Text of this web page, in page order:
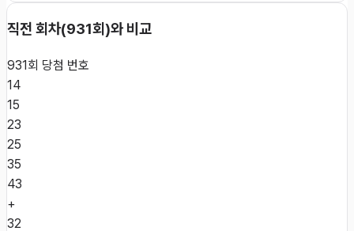
직전 회차(931회)와 비교
931회 당첨 번호
14
15
23
25
35
43
+
32